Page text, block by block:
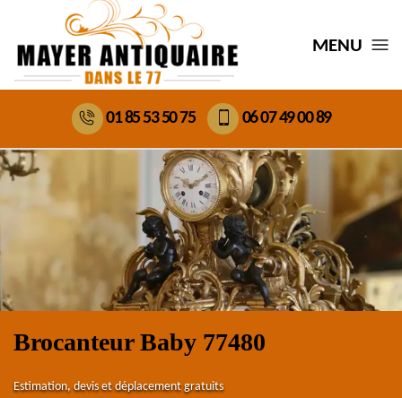
MENU
01 85 53 50 75 06 07 49 00 89
Brocanteur Baby 77480
Estimation, devis et déplacement gratuits